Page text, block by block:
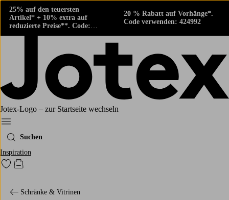
25% auf den teuersten
Artikel* + 10% extra auf
reduzierte Preise**. Code:
424882
20 % Rabatt auf Vorhänge*.
Code verwenden: 424992
Jotex-Logo – zur Startseite wechseln
Ellos‘ Menü
Suchen
Inspiration
Zu den als Favoriten markierten Produkten gehen
Zum Warenkorb
Schränke & Vitrinen